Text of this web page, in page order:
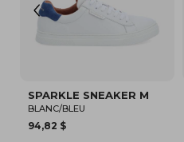
M SPARKLE FLY M